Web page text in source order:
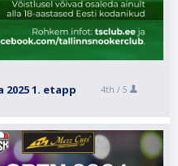
1. etapp 4th / 5